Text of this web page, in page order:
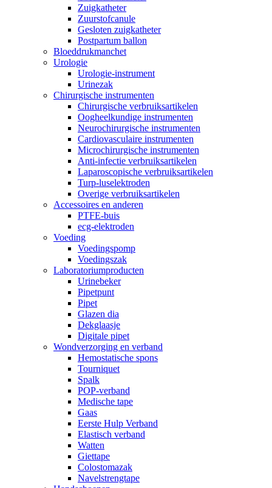
Zuigkatheter
Zuurstofcanule
Gesloten zuigkatheter
Postpartum ballon
Bloeddrukmanchet
Urologie
Urologie-instrument
Urinezak
Chirurgische instrumenten
Chirurgische verbruiksartikelen
Oogheelkundige instrumenten
Neurochirurgische instrumenten
Cardiovasculaire instrumenten
Microchirurgische instrumenten
Anti-infectie verbruiksartikelen
Laparoscopische verbruiksartikelen
Turp-luselektroden
Overige verbruiksartikelen
Accessoires en anderen
PTFE-buis
ecg-elektroden
Voeding
Voedingspomp
Voedingszak
Laboratoriumproducten
Urinebeker
Pipetpunt
Pipet
Glazen dia
Dekglaasje
Digitale pipet
Wondverzorging en verband
Hemostatische spons
Tourniquet
Spalk
POP-verband
Medische tape
Gaas
Eerste Hulp Verband
Elastisch verband
Watten
Giettape
Colostomazak
Navelstrengtape